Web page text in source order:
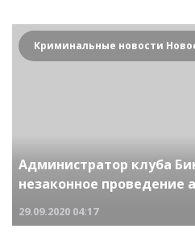
Администратор клуба
незаконное проведение
29.09.2020 04:17